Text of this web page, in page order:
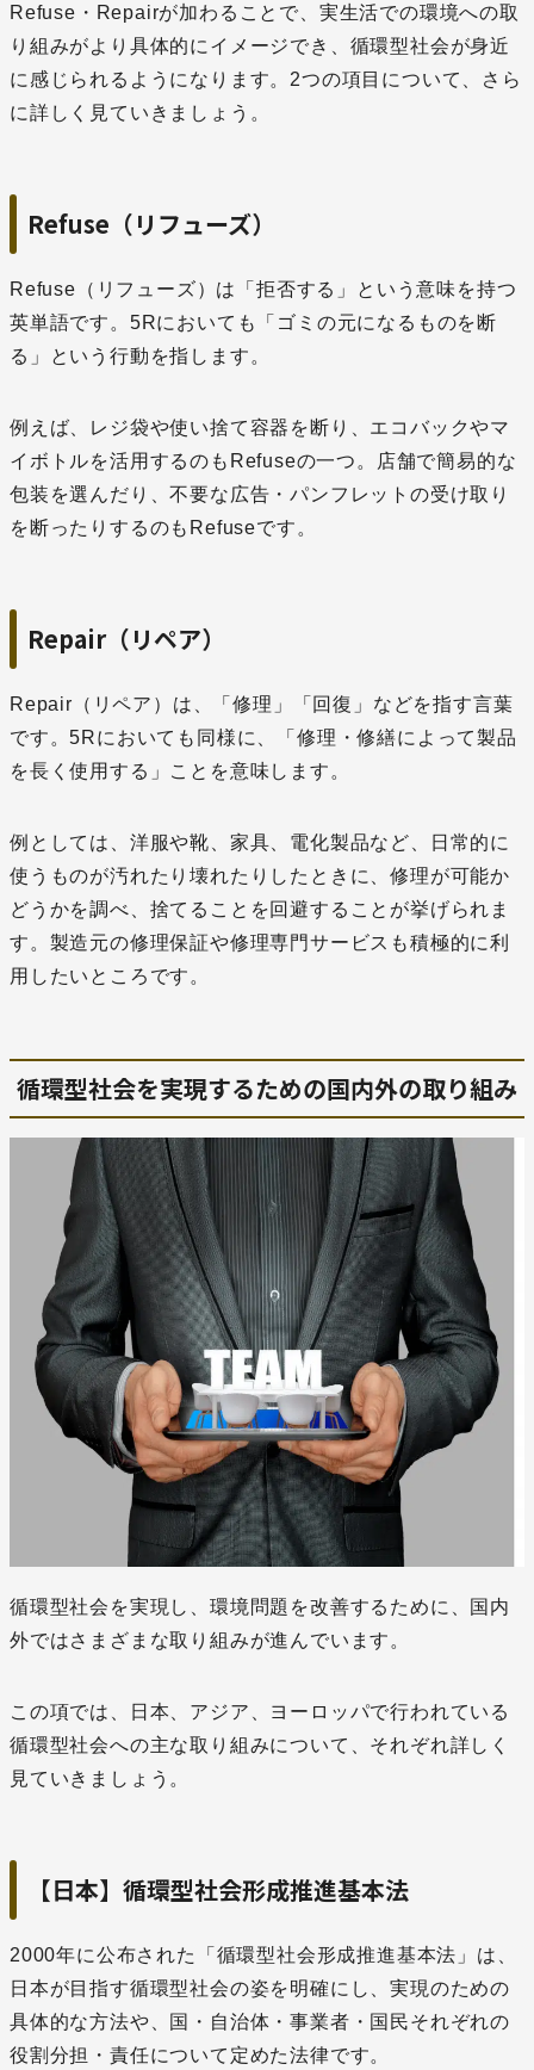
Refuse・Repairが加わることで、実生活での環境への取
り組みがより具体的にイメージでき、循環型社会が身近
に感じられるようになります。2つの項目について、さら
に詳しく見ていきましょう。
Refuse（リフューズ）
Refuse（リフューズ）は「拒否する」という意味を持つ
英単語です。5Rにおいても「ゴミの元になるものを断
る」という行動を指します。
例えば、レジ袋や使い捨て容器を断り、エコバックやマ
イボトルを活用するのもRefuseの一つ。店舗で簡易的な
包装を選んだり、不要な広告・パンフレットの受け取り
を断ったりするのもRefuseです。
Repair（リペア）
Repair（リペア）は、「修理」「回復」などを指す言葉
です。5Rにおいても同様に、「修理・修繕によって製品
を長く使用する」ことを意味します。
例としては、洋服や靴、家具、電化製品など、日常的に
使うものが汚れたり壊れたりしたときに、修理が可能か
どうかを調べ、捨てることを回避することが挙げられま
す。製造元の修理保証や修理専門サービスも積極的に利
用したいところです。
循環型社会を実現するための国内外の取り組み
循環型社会を実現し、環境問題を改善するために、国内
外ではさまざまな取り組みが進んでいます。
この項では、日本、アジア、ヨーロッパで行われている
循環型社会への主な取り組みについて、それぞれ詳しく
見ていきましょう。
【日本】循環型社会形成推進基本法
2000年に公布された「循環型社会形成推進基本法」は、
日本が目指す循環型社会の姿を明確にし、実現のための
具体的な方法や、国・自治体・事業者・国民それぞれの
役割分担・責任について定めた法律です。